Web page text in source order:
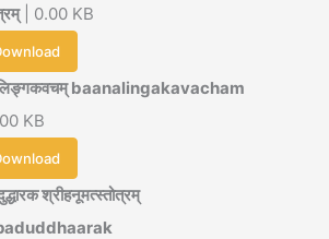
| 0.00 KB
baanalingakavacham
KB
श्रीहनूमत्स्तोत्रम्